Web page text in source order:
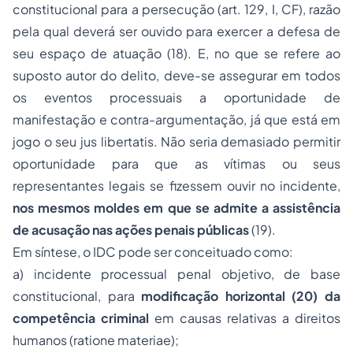
constitucional para a persecução (art. 129, I, CF), razão
pela qual deverá ser ouvido para exercer a defesa de
seu espaço de atuação (18). E, no que se refere ao
suposto autor do delito, deve-se assegurar em todos
os eventos processuais a oportunidade de
manifestação e contra-argumentação, já que está em
jogo o seu jus libertatis. Não seria demasiado permitir
oportunidade para que as vítimas ou seus
representantes legais se fizessem ouvir no incidente,
nos mesmos moldes em que se admite a assistência
de acusação nas ações penais públicas(19).
Em síntese, o IDC pode ser conceituado como:
a) incidente processual penal objetivo, de base
constitucional, para modificação horizontal (20) da
competência criminal em causas relativas a direitos
humanos (ratione materiae);